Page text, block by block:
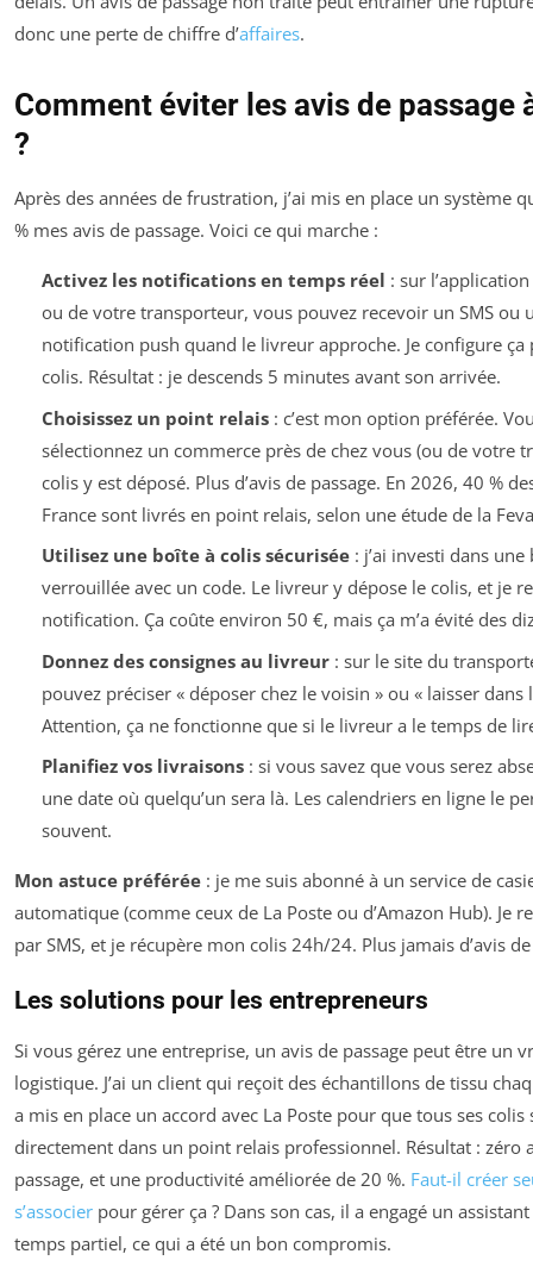
donc une perte de chiffre d’affaires.
Comment éviter les avis de passage
?
Après des années de frustration, j’ai mis en place un système
% mes avis de passage. Voici ce qui marche :
Activez les notifications en temps réel : sur
ou de votre transporteur, vous pouvez recevoir un SMS ou
notification push quand le livreur approche. Je configure ça
colis. Résultat : je descends 5 minutes avant son arrivée.
Choisissez un point relais: c’est mon option préférée.
sélectionnez un commerce près de chez vous (ou de votre
colis y est déposé. Plus d’avis de passage. En 2026, 40 %
France sont livrés en point relais, selon une étude de la
Utilisez une boîte à colis sécurisée: j’ai investi dans une
verrouillée avec un code. Le livreur y dépose le colis, et je
notification. Ça coûte environ 50 €, mais ça m’a évité des
Donnez des consignes au livreur: sur le site du
pouvez préciser « déposer chez le voisin » ou « laisser dans
Attention, ça ne fonctionne que si le livreur a le temps de
Planifiez vos livraisons: si vous savez que vous serez
une date où quelqu’un sera là. Les calendriers en ligne le
souvent.
Mon astuce préférée : je me suis abonné à un service de
automatique (comme ceux de La Poste ou d’Amazon Hub). Je
par SMS, et je récupère mon colis 24h/24. Plus jamais d’avis
Les solutions pour les entrepreneurs
Si vous gérez une entreprise, un avis de passage peut être un
logistique. J’ai un client qui reçoit des échantillons de tissu
a mis en place un accord avec La Poste pour que tous ses
directement dans un point relais professionnel. Résultat : zéro
passage, et une productivité améliorée de 20 %. Faut-il créer
s’associer pour gérer ça ? Dans son cas, il a engagé un
temps partiel, ce qui a été un bon compromis.